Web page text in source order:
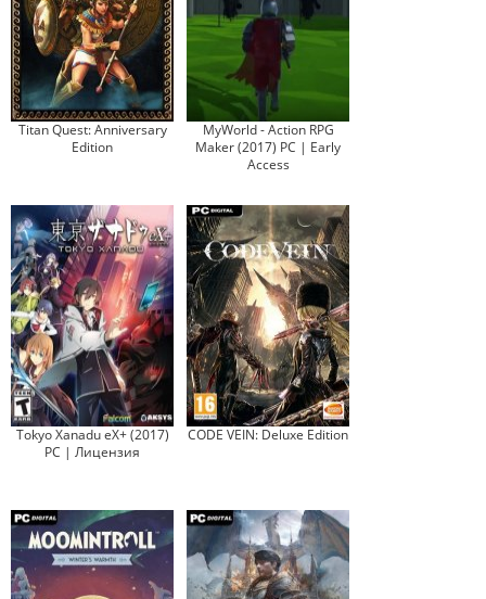
Titan Quest: Anniversary
Edition
MyWorld - Action RPG
Maker (2017) PC | Early
Access
Tokyo Xanadu eX+ (2017)
PC | Лицензия
CODE VEIN: Deluxe Edition